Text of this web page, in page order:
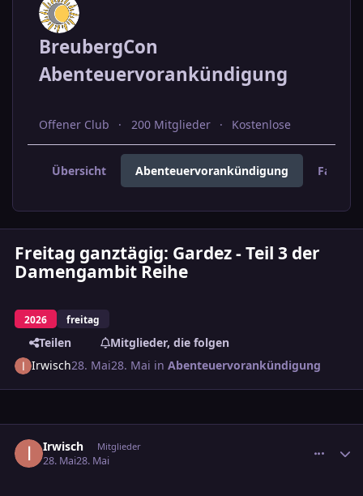
BreubergCon
Abenteuervorankündigung
Offener Club 200 Mitglieder Kostenlose
Übersicht Abenteuervorankündigung Fahrer
Freitag ganztägig: Gardez - Teil 3 der
Damengambit Reihe
2026 freitag
Teilen
Mitglieder, die folgen
Irwisch28. Mai28. Mai inAbenteuervorankündigung
Irwisch Mitglieder
28. Mai28. Mai